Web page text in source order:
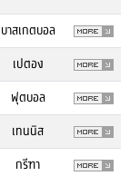
บาสเกตบอล
เปตอง
ฟุตบอล
เทนนิส
กรีฑา